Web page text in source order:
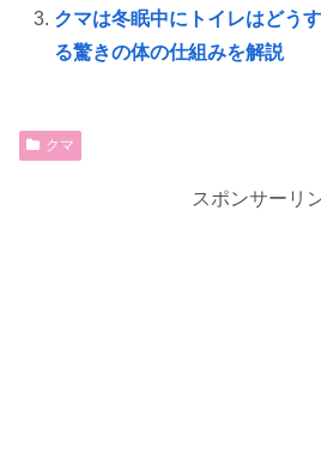
クマは冬眠中にトイレはどう
る驚きの体の仕組みを解説
クマ
スポンサーリ